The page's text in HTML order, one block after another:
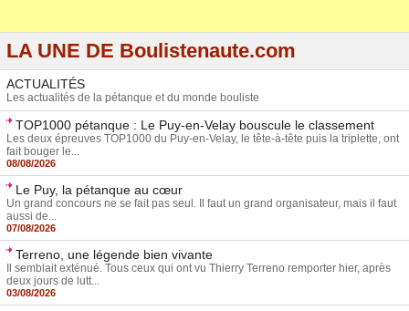
LA UNE DE Boulistenaute.com
ACTUALITÉS
Les actualités de la pétanque et du monde bouliste
TOP1000 pétanque : Le Puy-en-Velay bouscule le classement
Les deux épreuves TOP1000 du Puy-en-Velay, le tête-à-tête puis la triplette, ont
fait bouger le...
08/08/2026
Le Puy, la pétanque au cœur
Un grand concours ne se fait pas seul. Il faut un grand organisateur, mais il faut
aussi de...
07/08/2026
Terreno, une légende bien vivante
Il semblait exténué. Tous ceux qui ont vu Thierry Terreno remporter hier, après
deux jours de lutt...
03/08/2026